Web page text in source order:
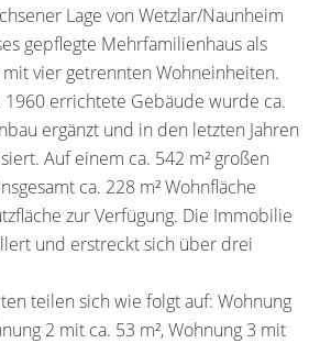
Lage von Wetzlar/Naunheim
gepflegte Mehrfamilienhaus als
vier getrennten Wohneinheiten.
1960 errichtete Gebäude wurde ca.
ergänzt und in den letzten Jahren
Auf einem ca. 542 m² großen
ca. 228 m² Wohnfläche
zur Verfügung. Die Immobilie
und erstreckt sich über drei
teilen sich wie folgt auf: Wohnung
2 mit ca. 53 m², Wohnung 3 mit